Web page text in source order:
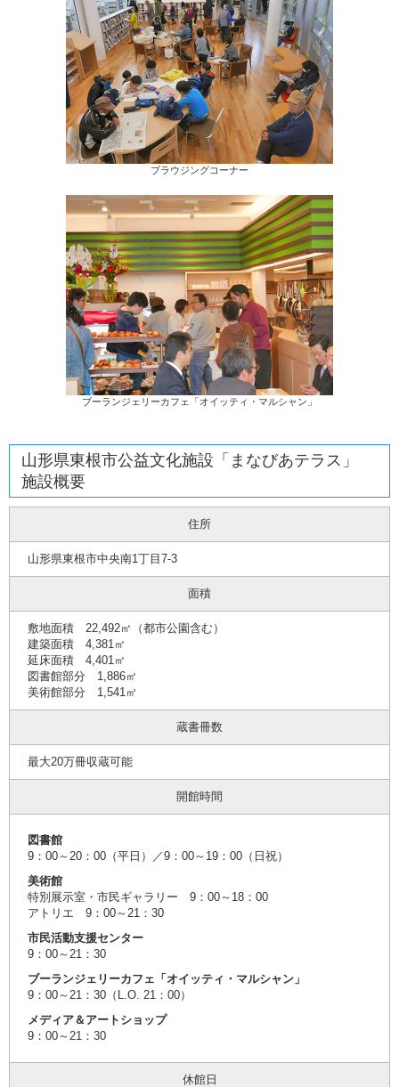
ブラウジングコーナー
ブーランジェリーカフェ「オイッティ・マルシャン」
山形県東根市公益文化施設「まなびあテラス」
施設概要
住所
山形県東根市中央南1丁目7-3
面積
敷地面積 22,492㎡（都市公園含む）
建築面積 4,381㎡
延床面積 4,401㎡
図書館部分 1,886㎡
美術館部分 1,541㎡
蔵書冊数
最大20万冊収蔵可能
開館時間
図書館
9：00～20：00（平日）／9：00～19：00（日祝）
美術館
特別展示室・市民ギャラリー 9：00～18：00
アトリエ 9：00～21：30
市民活動支援センター
9：00～21：30
ブーランジェリーカフェ「オイッティ・マルシャン」
9：00～21：30（L.O. 21：00）
メディア＆アートショップ
9：00～21：30
休館日